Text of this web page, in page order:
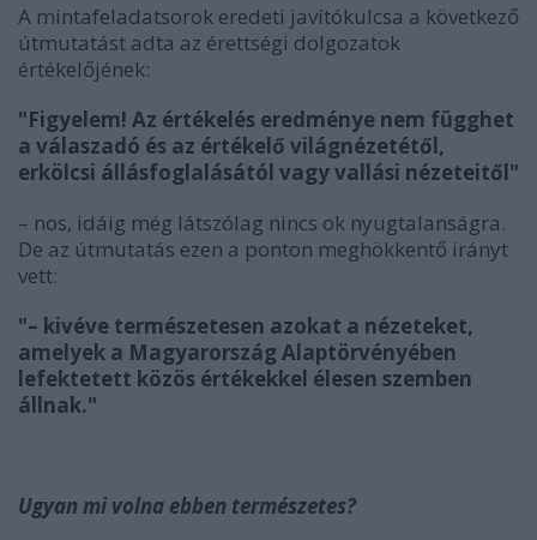
A mintafeladatsorok eredeti javítókulcsa a következő
útmutatást adta az érettségi dolgozatok
értékelőjének:
"Figyelem! Az értékelés eredménye nem függhet
a válaszadó és az értékelő világnézetétől,
erkölcsi állásfoglalásától vagy vallási nézeteitől"
– nos, idáig még látszólag nincs ok nyugtalanságra.
De az útmutatás ezen a ponton meghökkentő irányt
vett:
"– kivéve természetesen azokat a nézeteket,
amelyek a Magyarország Alaptörvényében
lefektetett közös értékekkel élesen szemben
állnak."
Ugyan mi volna ebben természetes?